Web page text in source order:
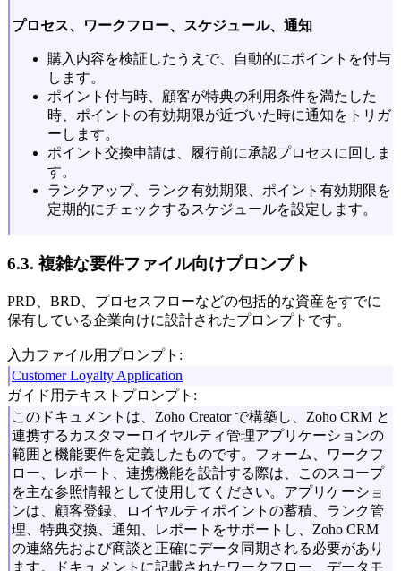
プロセス、ワークフロー、スケジュール、通知
購入内容を検証したうえで、自動的にポイントを付与
します。
ポイント付与時、顧客が特典の利用条件を満たした
時、ポイントの有効期限が近づいた時に通知をトリガ
ーします。
ポイント交換申請は、履行前に承認プロセスに回しま
す。
ランクアップ、ランク有効期限、ポイント有効期限を
定期的にチェックするスケジュールを設定します。
6.3. 複雑な要件ファイル向けプロンプト
PRD、BRD、プロセスフローなどの包括的な資産をすでに
保有している企業向けに設計されたプロンプトです。
入力ファイル用プロンプト:
Customer Loyalty Application
ガイド用テキストプロンプト:
このドキュメントは、Zoho Creator で構築し、Zoho CRM と
連携するカスタマーロイヤルティ管理アプリケーションの
範囲と機能要件を定義したものです。フォーム、ワークフ
ロー、レポート、連携機能を設計する際は、このスコープ
を主な参照情報として使用してください。アプリケーショ
ンは、顧客登録、ロイヤルティポイントの蓄積、ランク管
理、特典交換、通知、レポートをサポートし、Zoho CRM
の連絡先および商談と正確にデータ同期される必要があり
ます。ドキュメントに記載されたワークフロー、データモ